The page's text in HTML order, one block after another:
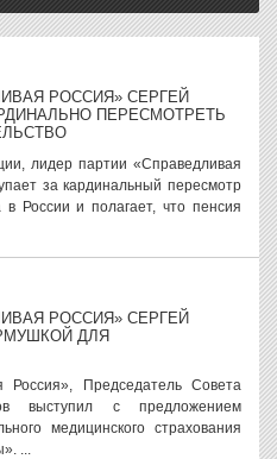
РОССИЯ» СЕРГЕЙ
ПЕРЕСМОТРЕТЬ
лидер партии «Справедливая
за кардинальный пересмотр
в России и полагает, что пенсия
РОССИЯ» СЕРГЕЙ
ДЛЯ
Россия», Председатель Совета
выступил с предложением
медицинского страхования
...